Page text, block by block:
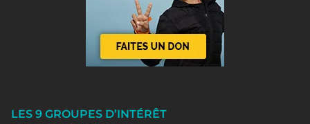
LES 9 GROUPES D’INTÉRÊT